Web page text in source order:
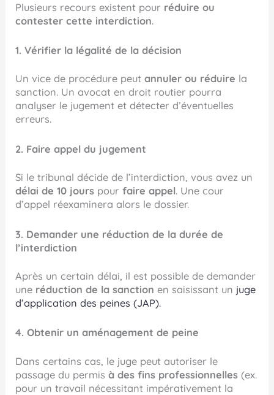
Plusieurs recours existent pour réduire ou
contester cette interdiction.
1. Vérifier la légalité de la décision
Un vice de procédure peutannuler ou réduire la
sanction. Un avocat en droit routier pourra
analyser le jugement et détecter d’éventuelles
erreurs.
2. Faire appel du jugement
Si le tribunal décide de l’interdiction, vous avez un
délai de 10 jours pourfaire appel. Une cour
d’appel réexaminera alors le dossier.
3. Demander une réduction de la durée de
l’interdiction
Après un certain délai, il est possible de demander
une réduction de la sanction en saisissant un juge
d’application des peines (JAP).
4. Obtenir un aménagement de peine
Dans certains cas, le juge peut autoriser le
passage du permisà des fins professionnelles (ex.
pour un travail nécessitant impérativement la